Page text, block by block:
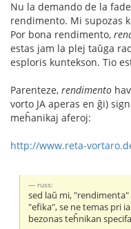
Nu la demando de la
rendimento. Mi supozas
Por bona rendimento,
estas jam la plej taŭga
esploris kuntekson. Tio
Parenteze, rendimento
vorto JA aperas en ĝi)
meĥanikaj aferoj:
http://www.reta-
russ:
sed laŭ mi,
"efika", se ne temas pri
bezonas teĥnikan